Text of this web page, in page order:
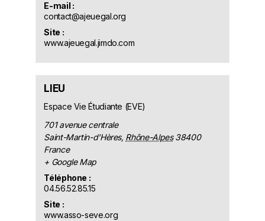
E-mail :
contact@ajeuegal.org
Site :
www.ajeuegal.jimdo.com
LIEU
Espace Vie Étudiante (EVE)
701 avenue centrale
Saint-Martin-d'Hères, Rhône-Alpes 38400
France
+ Google Map
Téléphone :
04.56.52.85.15
Site :
www.asso-seve.org